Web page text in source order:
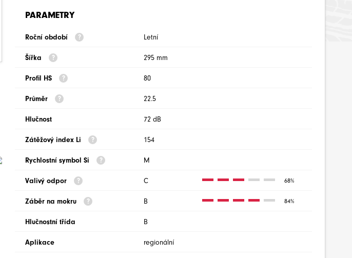
PARAMETRY
Roční období Letní
Šířka 295 mm
Profil HS 80
Průměr 22.5
Hlučnost 72 dB
Zátěžový index Li 154
Rychlostní symbol Si M
Valivý odpor C 68%
Záběr na mokru B 84%
Hlučnostní třída B
Aplikace regionální